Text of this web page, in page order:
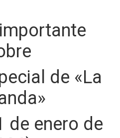
de «La
de enero de